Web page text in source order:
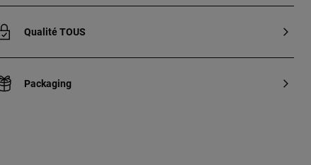
Qualité TOUS
Packaging